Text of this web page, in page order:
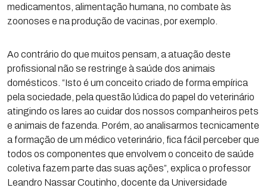
medicamentos, alimentação humana, no combate às
zoonoses e na produção de vacinas, por exemplo.
Ao contrário do que muitos pensam, a atuação deste
profissional não se restringe à saúde dos animais
domésticos. “Isto é um conceito criado de forma empírica
pela sociedade, pela questão lúdica do papel do veterinário
atingindo os lares ao cuidar dos nossos companheiros pets
e animais de fazenda. Porém, ao analisarmos tecnicamente
a formação de um médico veterinário, fica fácil perceber que
todos os componentes que envolvem o conceito de saúde
coletiva fazem parte das suas ações”, explica o professor
Leandro Nassar Coutinho, docente da Universidade